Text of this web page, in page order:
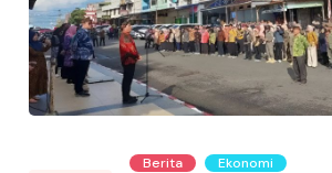
Berita Ekonomi